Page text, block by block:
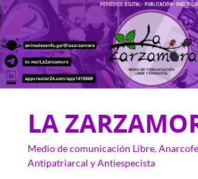
LA
Medio de comunicación Libre,
Antipatriarcal y Antiespecista